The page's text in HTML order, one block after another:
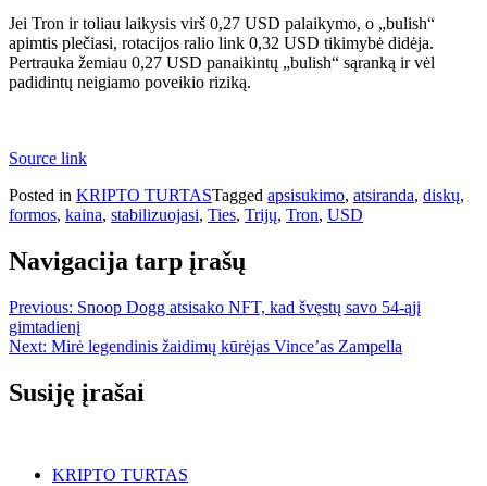
Jei Tron ir toliau laikysis virš 0,27 USD palaikymo, o „bulish“
apimtis plečiasi, rotacijos ralio link 0,32 USD tikimybė didėja.
Pertrauka žemiau 0,27 USD panaikintų „bulish“ sąranką ir vėl
padidintų neigiamo poveikio riziką.
Source link
Posted in KRIPTO TURTASTagged apsisukimo, atsiranda, diskų,
formos, kaina, stabilizuojasi, Ties, Trijų, Tron, USD
Navigacija tarp įrašų
Previous: Snoop Dogg atsisako NFT, kad švęstų savo 54-ąjį
gimtadienį
Next: Mirė legendinis žaidimų kūrėjas Vince’as Zampella
Susiję įrašai
KRIPTO TURTAS